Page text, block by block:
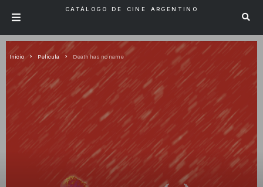
CATÁLOGO DE CINE ARGENTINO
Inicio Pelicula Death has no name